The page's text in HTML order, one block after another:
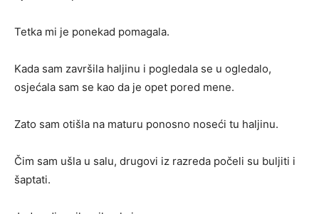
Tetka mi je ponekad pomagala.
Kada sam završila haljinu i pogledala se u ogledalo,
osjećala sam se kao da je opet pored mene.
Zato sam otišla na maturu ponosno noseći tu haljinu.
Čim sam ušla u salu, drugovi iz razreda počeli su buljiti i
šaptati.